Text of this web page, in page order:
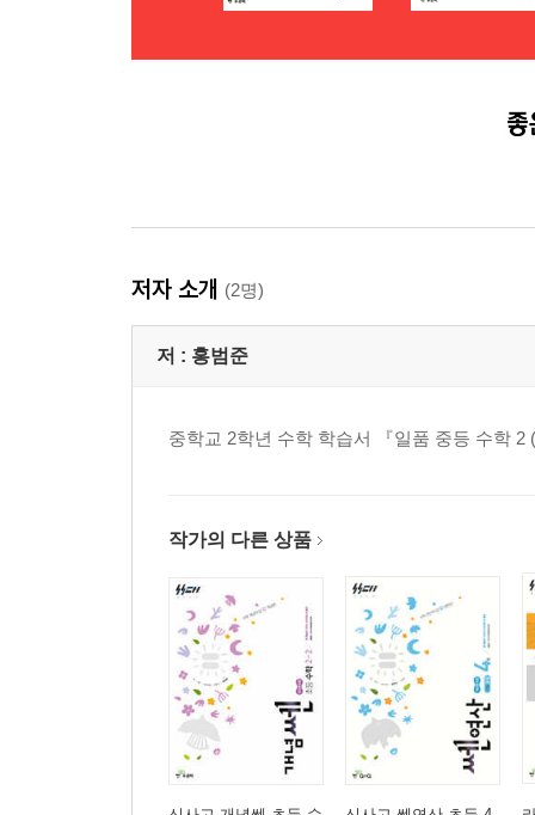
저자 소개 (2명)
저 : 홍범준
중학교 2학년 수학 학습서 『일품 중등 수학 2
작가의 다른 상품